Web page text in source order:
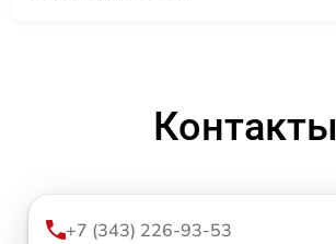
Контакты
+7 (343) 226-93-53